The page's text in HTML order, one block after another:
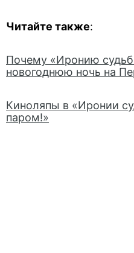
Читайте также:
Почему «Иронию
новогоднюю ночь на
Киноляпы в «Иронии
паром!»